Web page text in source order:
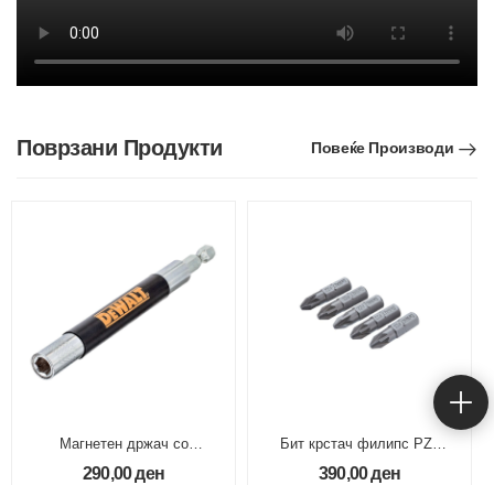
Поврзани Продукти Повеќе Производи
Магнетен држач со
водилка 120mm
290,00ден
Бит крстач филипс PZ2
25/1 25mm TSTAK
390,00ден